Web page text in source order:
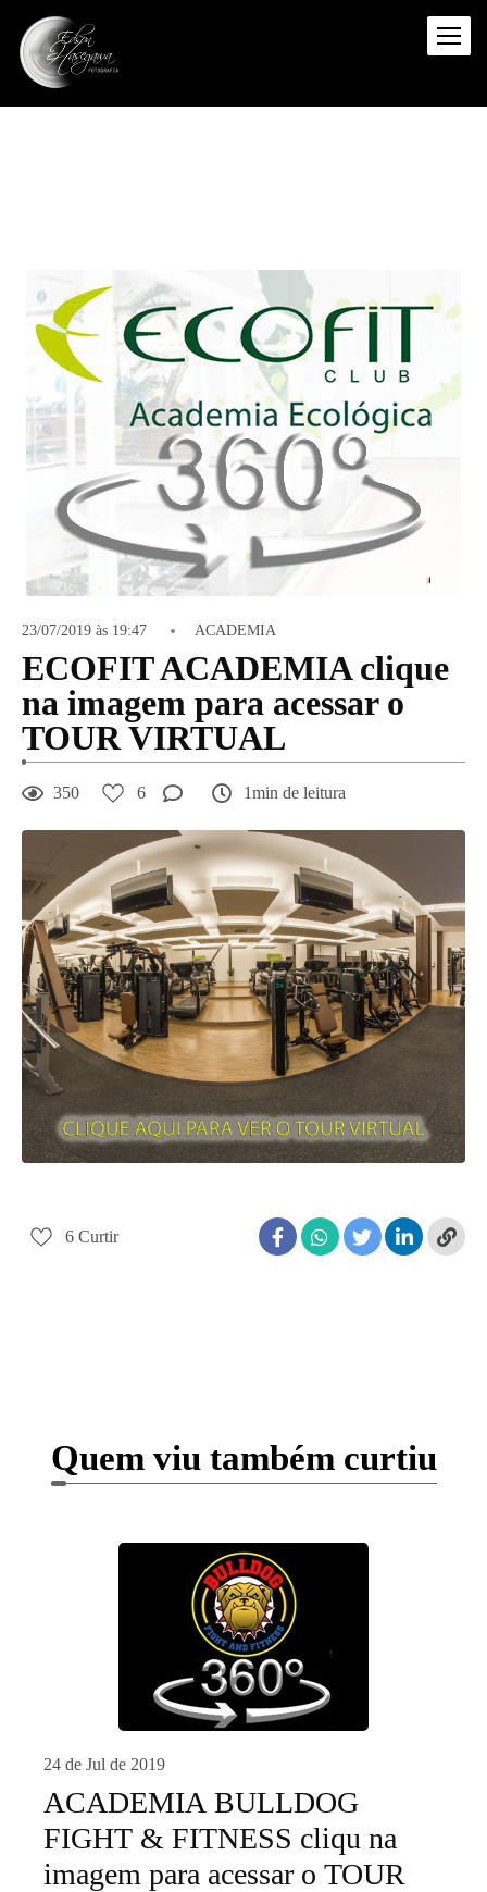
23/07/2019 às 19:47 ACADEMIA
ECOFIT ACADEMIA clique
na imagem para acessar o
TOUR VIRTUAL
350 6 1min de leitura
6 Curtir
Quem viu também curtiu
24 de Jul de 2019
ACADEMIA BULLDOG
FIGHT & FITNESS cliqu na
imagem para acessar o TOUR